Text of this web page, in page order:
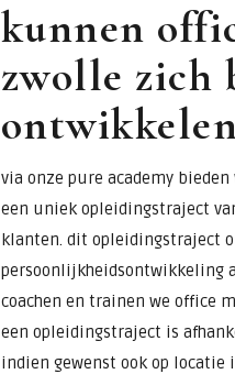
kunnen
zwolle zich
via onze pure academy
een uniek opleidingstraject
klanten. dit opleidingstraject
persoonlijkheidsontwikkeling
coachen en trainen we office
een opleidingstraject is
indien gewenst ook op locatie